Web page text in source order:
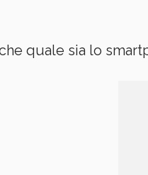
quale sia lo